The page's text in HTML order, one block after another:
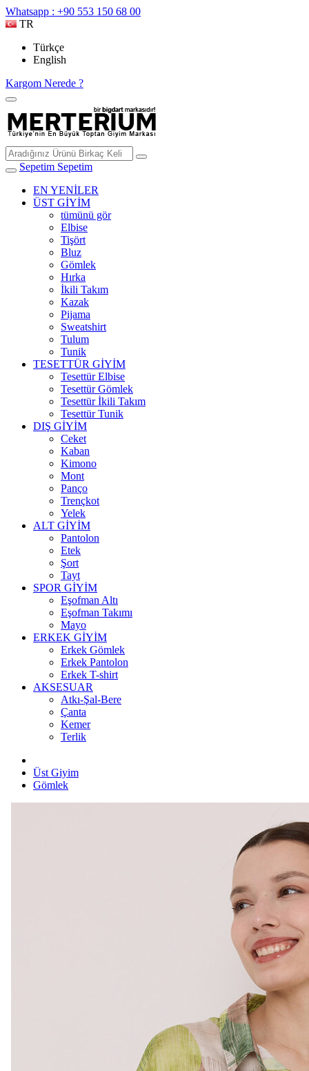
Whatsapp : +90 553 150 68 00
TR
Türkçe
English
Kargom Nerede ?
Sepetim Sepetim
EN YENİLER
ÜST GİYİM
tümünü gör
Elbise
Tişört
Bluz
Gömlek
Hırka
İkili Takım
Kazak
Pijama
Sweatshirt
Tulum
Tunik
TESETTÜR GİYİM
Tesettür Elbise
Tesettür Gömlek
Tesettür İkili Takım
Tesettür Tunik
DIŞ GİYİM
Ceket
Kaban
Kimono
Mont
Panço
Trençkot
Yelek
ALT GİYİM
Pantolon
Etek
Şort
Tayt
SPOR GİYİM
Eşofman Altı
Eşofman Takımı
Mayo
ERKEK GİYİM
Erkek Gömlek
Erkek Pantolon
Erkek T-shirt
AKSESUAR
Atkı-Şal-Bere
Çanta
Kemer
Terlik
Üst Giyim
Gömlek